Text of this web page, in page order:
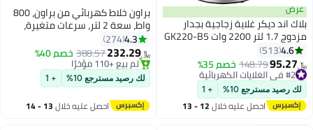
عرض
بلاك اند ديكر غلاية زجاجية بجدار
مزدوج 1.7 لتر 2200 وات GK220-B5
فضي
4.6
513
﷼‏95.27
148.79خصم 35% #2 في الغلايات الكهربائية
أقل سعر في 7 يوم
#2 في الغلايات الكهربائية
لك رصيد مسترجع 10% + 1
احصل عليه خلال 12 - 13
براون خلاط كهربائي من براون، 800
واط، سعة 2 لتر، سرعات متغيرة،
وظيفة النبض، ملحق مفرمة
ومرفق مطحنة، امن للاستخدام في
L 800 W JB3123WH أبيض/ أسود
4.3
274
﷼‏232.29
388.57خصم 40%
باقي 1 وحدات في المخزون
تم بيع +110 مؤخرًا
لك رصيد مسترجع 10% + 1
احصل عليه خلال 13 - 14